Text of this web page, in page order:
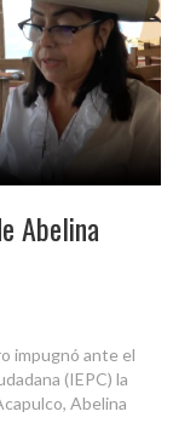
Abelina
impugnó ante el
(IEPC) la
Abelina